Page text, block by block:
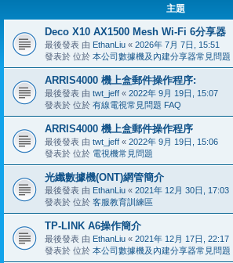
主題
Deco X10 AX1500 Mesh Wi-Fi 6分享器
最後發表 由 EthanLiu « 2026年 7月 7日, 15:51
發表於 位於 本公司數據機及內建分享器常見問題
ARRIS4000 機上盒郵件操作程序:
最後發表 由 twt_jeff « 2022年 9月 19日, 15:07
發表於 位於 有線電視常見問題 FAQ
ARRIS4000 機上盒郵件操作程序
最後發表 由 twt_jeff « 2022年 9月 19日, 15:06
發表於 位於 電視機常見問題
光纖數據機(ONT)網管簡介
最後發表 由 EthanLiu « 2021年 12月 30日, 17:03
發表於 位於 客服教育訓練區
TP-LINK A6操作簡介
最後發表 由 EthanLiu « 2021年 12月 17日, 22:17
發表於 位於 本公司數據機及內建分享器常見問題